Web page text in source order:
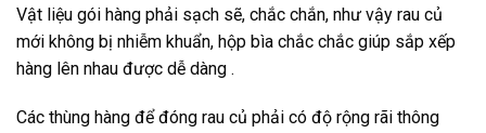
Vật liệu gói hàng phải sạch sẽ, chắc chắn, như vậy rau củ
mới không bị nhiễm khuẩn, hộp bìa chắc chắc giúp sắp xếp
hàng lên nhau được dễ dàng .
Các thùng hàng để đóng rau củ phải có độ rộng rãi thông